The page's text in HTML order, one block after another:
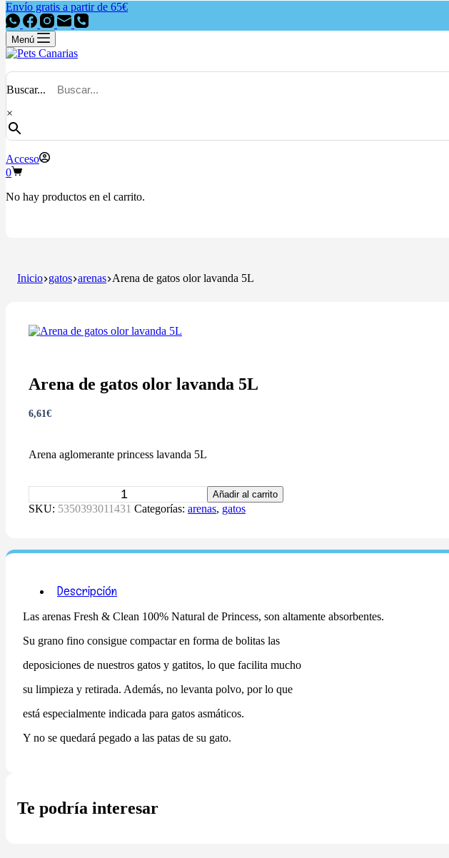
Envío gratis a partir de 65€
Menú
Buscar...
×
Acceso
0
No hay productos en el carrito.
Inicio gatos arenas Arena de gatos olor lavanda 5L
Arena de gatos olor lavanda 5L
6,61 €
Arena aglomerante princess lavanda 5L
de
5L
Añadir al carrito
SKU: 5350393011431 Categorías: arenas, gatos
Descripción
Las arenas Fresh & Clean 100% Natural de Princess, son altamente absorbentes.
Su grano fino consigue compactar en forma de bolitas las
deposiciones de nuestros gatos y gatitos, lo que facilita mucho
su limpieza y retirada. Además, no levanta polvo, por lo que
está especialmente indicada para gatos asmáticos.
Y no se quedará pegado a las patas de su gato.
Te podría interesar